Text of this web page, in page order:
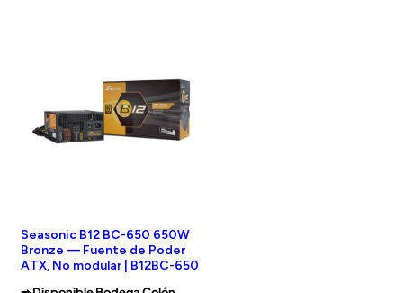
Seasonic B12 BC-650 650W
Bronze — Fuente de Poder
ATX, No modular | B12BC-650